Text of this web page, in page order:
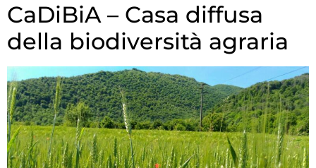
CaDiBiA – Casa diffusa
della biodiversità agraria